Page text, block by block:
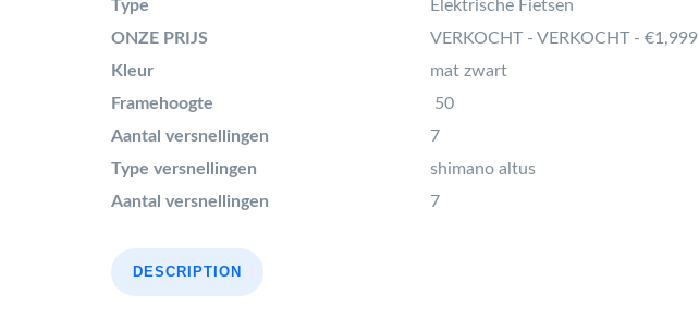
Type
Elektrische Fietsen
ONZE PRIJS
VERKOCHT - VERKOCHT - €1,999
Kleur
mat zwart
Framehoogte
50
Aantal versnellingen
7
Type versnellingen
shimano altus
Aantal versnellingen
7
DESCRIPTION